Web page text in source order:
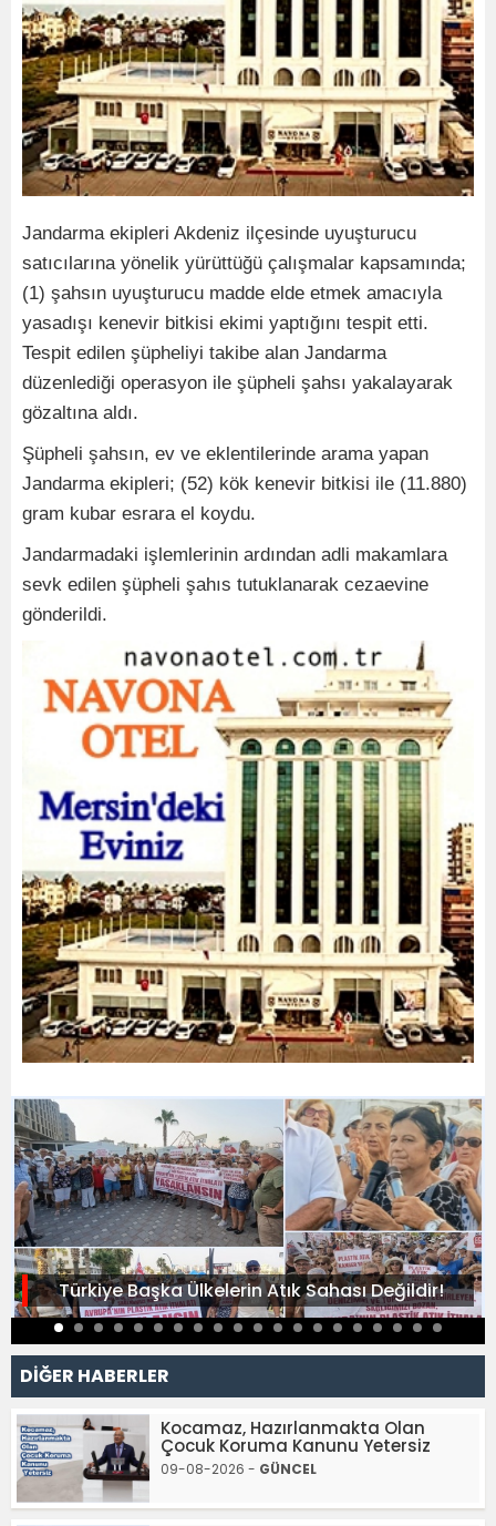
Jandarma ekipleri Akdeniz ilçesinde uyuşturucu
satıcılarına yönelik yürüttüğü çalışmalar kapsamında;
(1) şahsın uyuşturucu madde elde etmek amacıyla
yasadışı kenevir bitkisi ekimi yaptığını tespit etti.
Tespit edilen şüpheliyi takibe alan Jandarma
düzenlediği operasyon ile şüpheli şahsı yakalayarak
gözaltına aldı.
Şüpheli şahsın, ev ve eklentilerinde arama yapan
Jandarma ekipleri; (52) kök kenevir bitkisi ile (11.880)
gram kubar esrara el koydu.
Jandarmadaki işlemlerinin ardından adli makamlara
sevk edilen şüpheli şahıs tutuklanarak cezaevine
gönderildi.
Türkiye Başka Ülkelerin Atık Sahası Değildir!
DİĞER HABERLER
Kocamaz, Hazırlanmakta Olan
Çocuk Koruma Kanunu Yetersiz
09-08-2026 - GÜNCEL